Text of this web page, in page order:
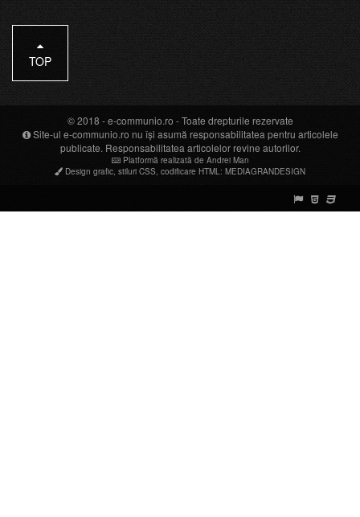
TOP
© 2018 -e-communio.ro - Toate drepturile rezervate
Site-ul e-communio.ro nu își asumă responsabilitatea pentru articolele
publicate. Responsabilitatea articolelor revine autorilor.
Platformă realizată de Andrei Man
Design grafic stiluri CSS codificare HTML : MEDIAGRANDESIGN